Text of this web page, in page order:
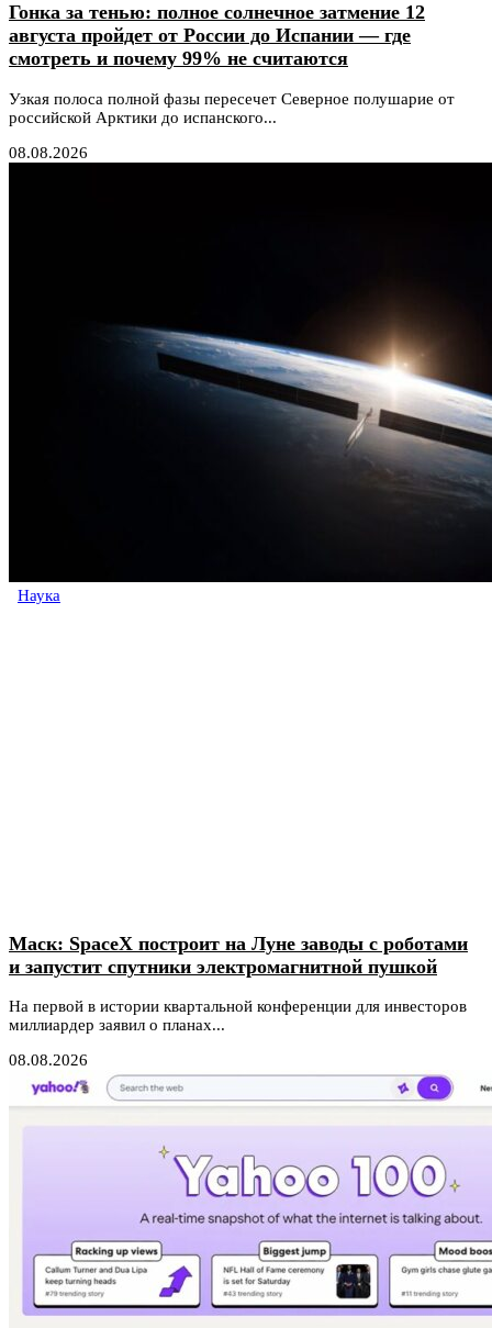
Гонка за тенью: полное солнечное затмение 12
августа пройдет от России до Испании — где
смотреть и почему 99% не считаются
Узкая полоса полной фазы пересечет Северное полушарие от
российской Арктики до испанского...
08.08.2026
Наука
Маск: SpaceX построит на Луне заводы с роботами
и запустит спутники электромагнитной пушкой
На первой в истории квартальной конференции для инвесторов
миллиардер заявил о планах...
08.08.2026